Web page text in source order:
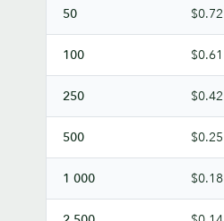
50 $0.72
100 $0.61
250 $0.42
500 $0.25
1 000 $0.18